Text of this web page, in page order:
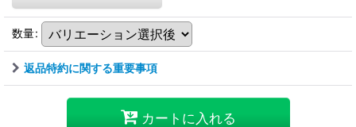
数量:
返品特約に関する重要事項
カートに入れる